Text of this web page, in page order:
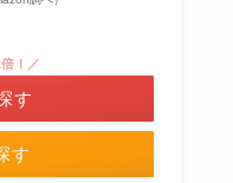
す
！／
す